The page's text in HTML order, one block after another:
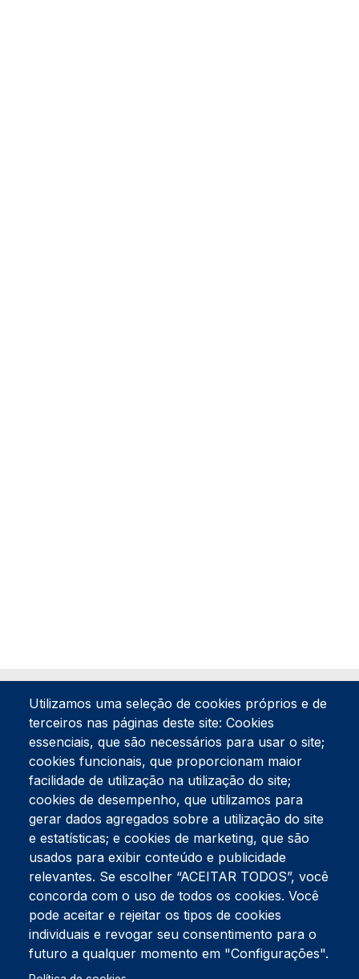
Tel:234 390 100Fax:234 390 100
Endereço Postal
Apartado 42
Rua Gil Eanes 31
3834-908 Gafanha da Nazaré
Estúdios
Rua Prior Guerra
Edifício do Centro Cultural da Gafanha da Nazaré
3830-556 Gafanha da Nazaré
Utilizamos uma seleção de cookies próprios e de
terceiros nas páginas deste site: Cookies
essenciais, que são necessários para usar o site;
cookies funcionais, que proporcionam maior
facilidade de utilização na utilização do site;
cookies de desempenho, que utilizamos para
gerar dados agregados sobre a utilização do site
e estatísticas; e cookies de marketing, que são
usados para exibir conteúdo e publicidade
relevantes. Se escolher “ACEITAR TODOS”, você
concorda com o uso de todos os cookies. Você
pode aceitar e rejeitar os tipos de cookies
individuais e revogar seu consentimento para o
futuro a qualquer momento em "Configurações".